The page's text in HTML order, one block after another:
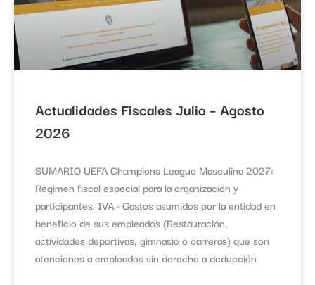
Actualidades Fiscales Julio – Agosto
2026
SUMARIO UEFA Champions League Masculina 2027:
Régimen fiscal especial para la organización y
participantes. IVA.- Gastos asumidos por la entidad en
beneficio de sus empleados (Restauración,
actividades deportivas, gimnasio o carreras) que son
atenciones a empleados sin derecho a deducción